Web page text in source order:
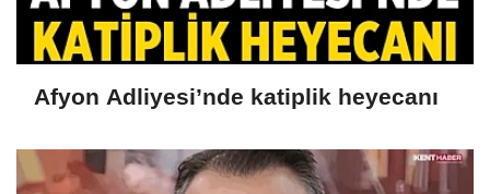
Afyon Adliyesi’nde katiplik heyecanı